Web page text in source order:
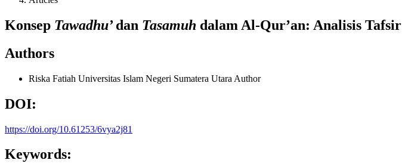
Konsep Tawadhu’dan Tasamuh dalam Al-Qur’an: Analisis Tafsir
Authors
Riska Fatiah Universitas Islam Negeri Sumatera Utara Author
DOI:
https://doi.org/10.61253/6vya2j81
Keywords: